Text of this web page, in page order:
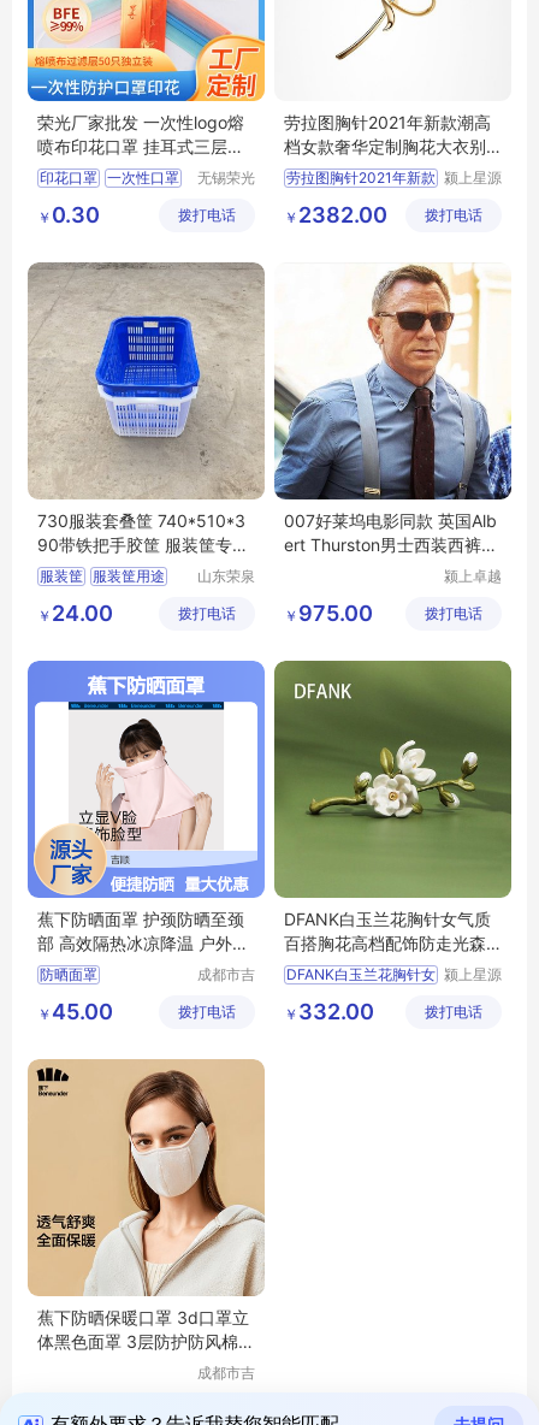
荣光厂家批发 一次性logo熔
喷布印花口罩 挂耳式三层防
护 独立包装
印花口罩 一次性口罩
一次性口罩厂家
无锡荣光
有限公司
￥ 0.30 拨打电话
劳拉图胸针2021年新款潮高
档女款奢华定制胸花大衣别
针西装女配饰
劳拉图胸针2021年新款 颍上星源
有限公司
￥ 2382.00 拨打电话
730服装套叠筐 740*510*3
90带铁把手胶筐 服装筐专用
荣泉塑料
服装筐 服装筐用途
服装批发商进货渠道
山东荣泉
有限公司
￥ 24.00 拨打电话
007好莱坞电影同款 英国Alb
ert Thurston男士西装西裤背
颍上卓越
有限公司
￥ 975.00 拨打电话
蕉下防晒面罩 护颈防晒至颈
部 高效隔热冰凉降温 户外出
行必备
防晒面罩
成都市吉
技有限公
￥ 45.00 拨打电话
DFANK白玉兰花胸针女气质
百搭胸花高档配饰防走光森
系小清新奢华
DFANK白玉兰花胸针女 颍上星源
有限公司
￥ 332.00 拨打电话
蕉下防晒保暖口罩 3d口罩立
体黑色面罩 3层防护防风棉口
成都市吉
技有限公
￥ 39.00 拨打电话